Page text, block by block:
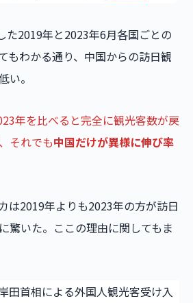
た2019年と2023年6月各国ごとの
もわかる通り、中国からの訪日観
い。
年を比べると完全に観光客数が戻
それでも中国だけが異様に伸び率
は2019年よりも2023年の方が訪日
驚いた。ここの理由に関してもま
田首相による外国人観光客受け入